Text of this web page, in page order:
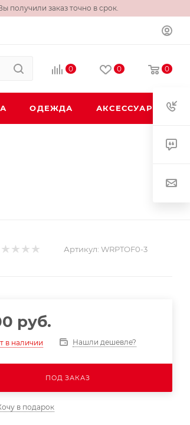
получили заказ точно в срок.
0 0 0
ОДЕЖДА АКСЕССУАРЫ
Артикул: WRPTOF0-3
руб.
в наличии Нашли дешевле?
ПОД ЗАКАЗ
в подарок